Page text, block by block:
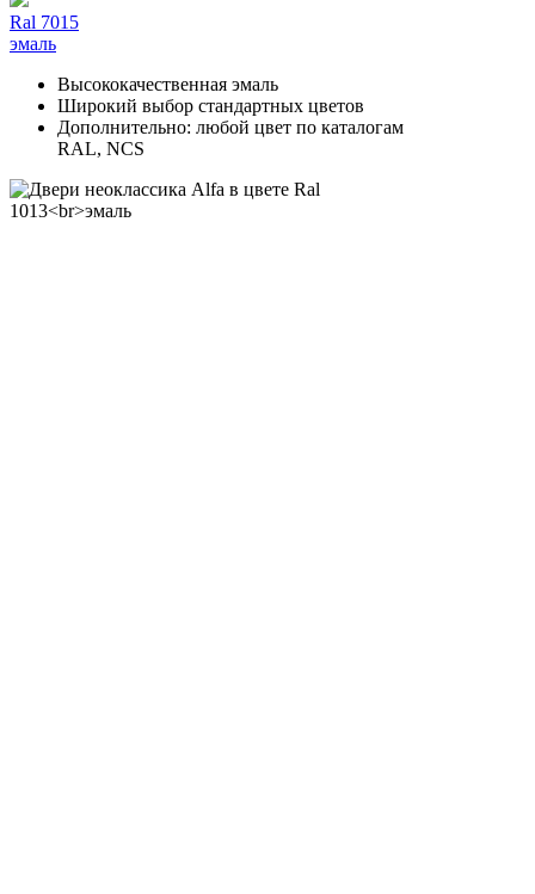
Ral 7015
эмаль
Высококачественная эмаль
Широкий выбор стандартных цветов
Дополнительно: любой цвет по каталогам
RAL, NCS